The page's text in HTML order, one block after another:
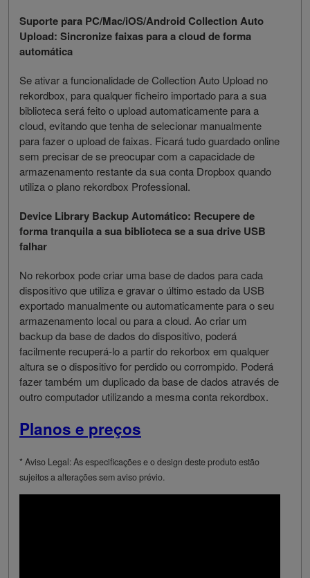
Suporte para PC/Mac/iOS/Android Collection Auto
Upload: Sincronize faixas para a cloud de forma
automática
Se ativar a funcionalidade de Collection Auto Upload no
rekordbox, para qualquer ficheiro importado para a sua
biblioteca será feito o upload automaticamente para a
cloud, evitando que tenha de selecionar manualmente
para fazer o upload de faixas. Ficará tudo guardado online
sem precisar de se preocupar com a capacidade de
armazenamento restante da sua conta Dropbox quando
utiliza o plano rekordbox Professional.
Device Library Backup Automático: Recupere de
forma tranquila a sua biblioteca se a sua drive USB
falhar
No rekorbox pode criar uma base de dados para cada
dispositivo que utiliza e gravar o último estado da USB
exportado manualmente ou automaticamente para o seu
armazenamento local ou para a cloud. Ao criar um
backup da base de dados do dispositivo, poderá
facilmente recuperá-lo a partir do rekorbox em qualquer
altura se o dispositivo for perdido ou corrompido. Poderá
fazer também um duplicado da base de dados através de
outro computador utilizando a mesma conta rekordbox.
Planos e preços
* Aviso Legal: As especificações e o design deste produto estão
sujeitos a alterações sem aviso prévio.